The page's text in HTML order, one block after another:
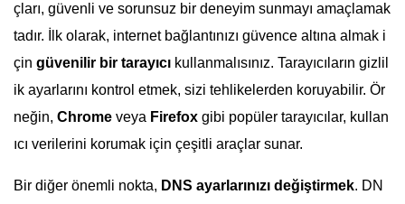
çları, güvenli ve sorunsuz bir deneyim sunmayı amaçlamak
tadır. İlk olarak, internet bağlantınızı güvence altına almak i
çin güvenilir bir tarayıcı kullanmalısınız. Tarayıcıların gizlil
ik ayarlarını kontrol etmek, sizi tehlikelerden koruyabilir. Ör
neğin, Chrome veya Firefox gibi popüler tarayıcılar, kullan
ıcı verilerini korumak için çeşitli araçlar sunar.
Bir diğer önemli nokta, DNS ayarlarınızı değiştirmek. DN